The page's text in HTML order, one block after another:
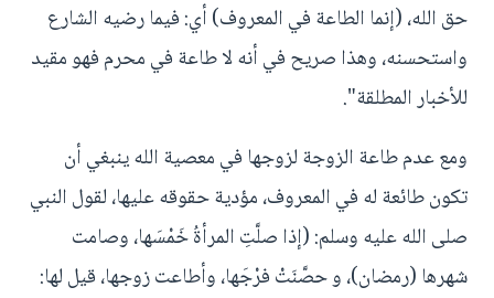
حق الله، (إنما الطاعة في المعروف) أي: فيما رضيه الشارع
واستحسنه، وهذا صريح في أنه لا طاعة في محرم فهو مقيد
للأخبار المطلقة".
ومع عدم طاعة الزوجة لزوجها في معصية الله ينبغي أن
تكون طائعة له في المعروف، مؤدية حقوقه عليها، لقول النبي
صلى الله عليه وسلم: (إذا صلَّتِ المرأةُ خَمْسَها، وصامت
شهرها (رمضان)، و حصَّنَتْ فرْجَها، وأطاعت زوجها، قيل لها: